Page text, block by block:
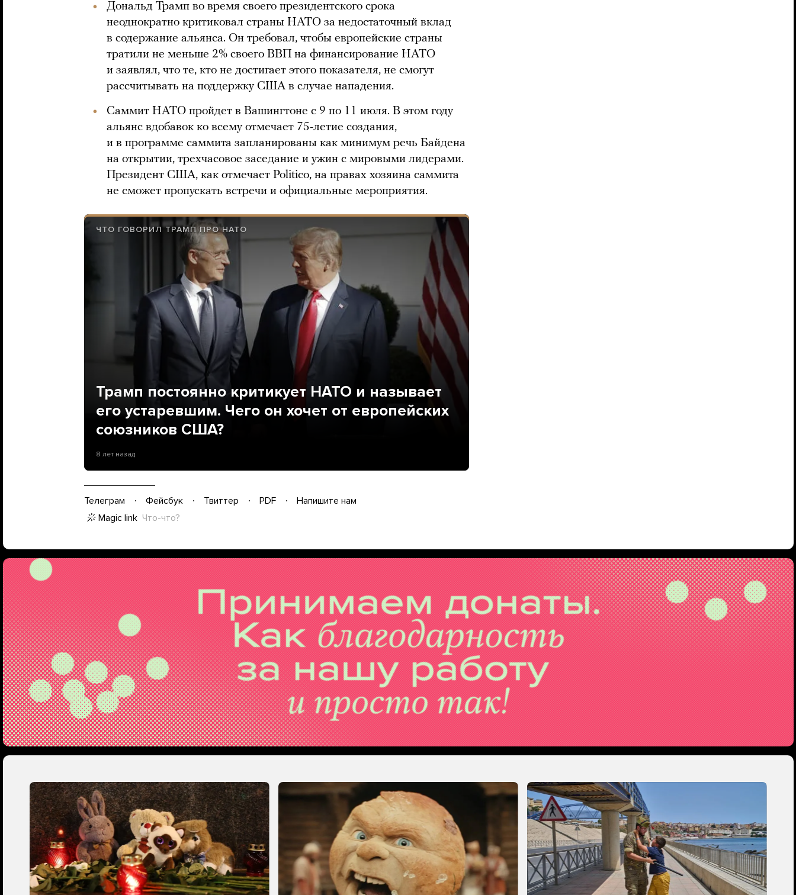
Дональд Трамп во время своего президентского срока
неоднократно критиковал страны НАТО за недостаточный вклад
в содержание альянса. Он требовал, чтобы европейские страны
тратили не меньше 2% своего ВВП на финансирование НАТО
и заявлял, что те, кто не достигает этого показателя, не смогут
рассчитывать на поддержку США в случае нападения.
Саммит НАТО пройдет в Вашингтоне с 9 по 11 июля. В этом году
альянс вдобавок ко всему отмечает 75-летие создания,
и в программе саммита запланированы как минимум речь Байдена
на открытии, трехчасовое заседание и ужин с мировыми лидерами.
Президент США, как отмечает Politico, на правах хозяина саммита
не сможет пропускать встречи и официальные мероприятия.
ЧТО ГОВОРИЛ ТРАМП ПРО НАТО
Трамп постоянно критикует НАТО и называет
его устаревшим. Чего он хочет от европейских
союзников США?
8 лет назад
Телеграм Фейсбук Твиттер PDF
Напишите нам
Magic link Что-что?